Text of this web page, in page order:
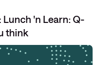
'n Learn: Q-
think